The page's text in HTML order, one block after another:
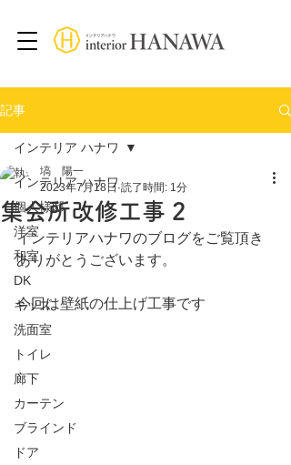
記事
インテリア ハナワ
個人様邸
洋室
和室
DK
キッズ
洗面室
トイレ
廊下
カーテン
ブラインド
ドア
インテリア ハナワ
集会所改修工事 2
塙 陽一
2023年7月18日 読了時間: 1分
インテリアハナワのブログをご覧頂き
ありがとうございます。
今回は壁紙の仕上げ工事です